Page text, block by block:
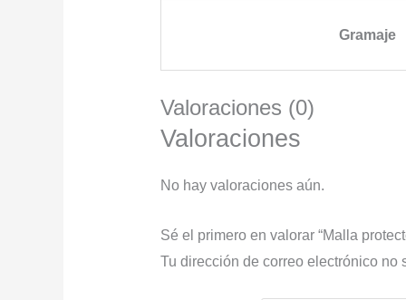
Gramaje
Valoraciones (0)
Valoraciones
No hay valoraciones aún.
Sé el primero en valorar “Malla
Tu dirección de correo electrónico no